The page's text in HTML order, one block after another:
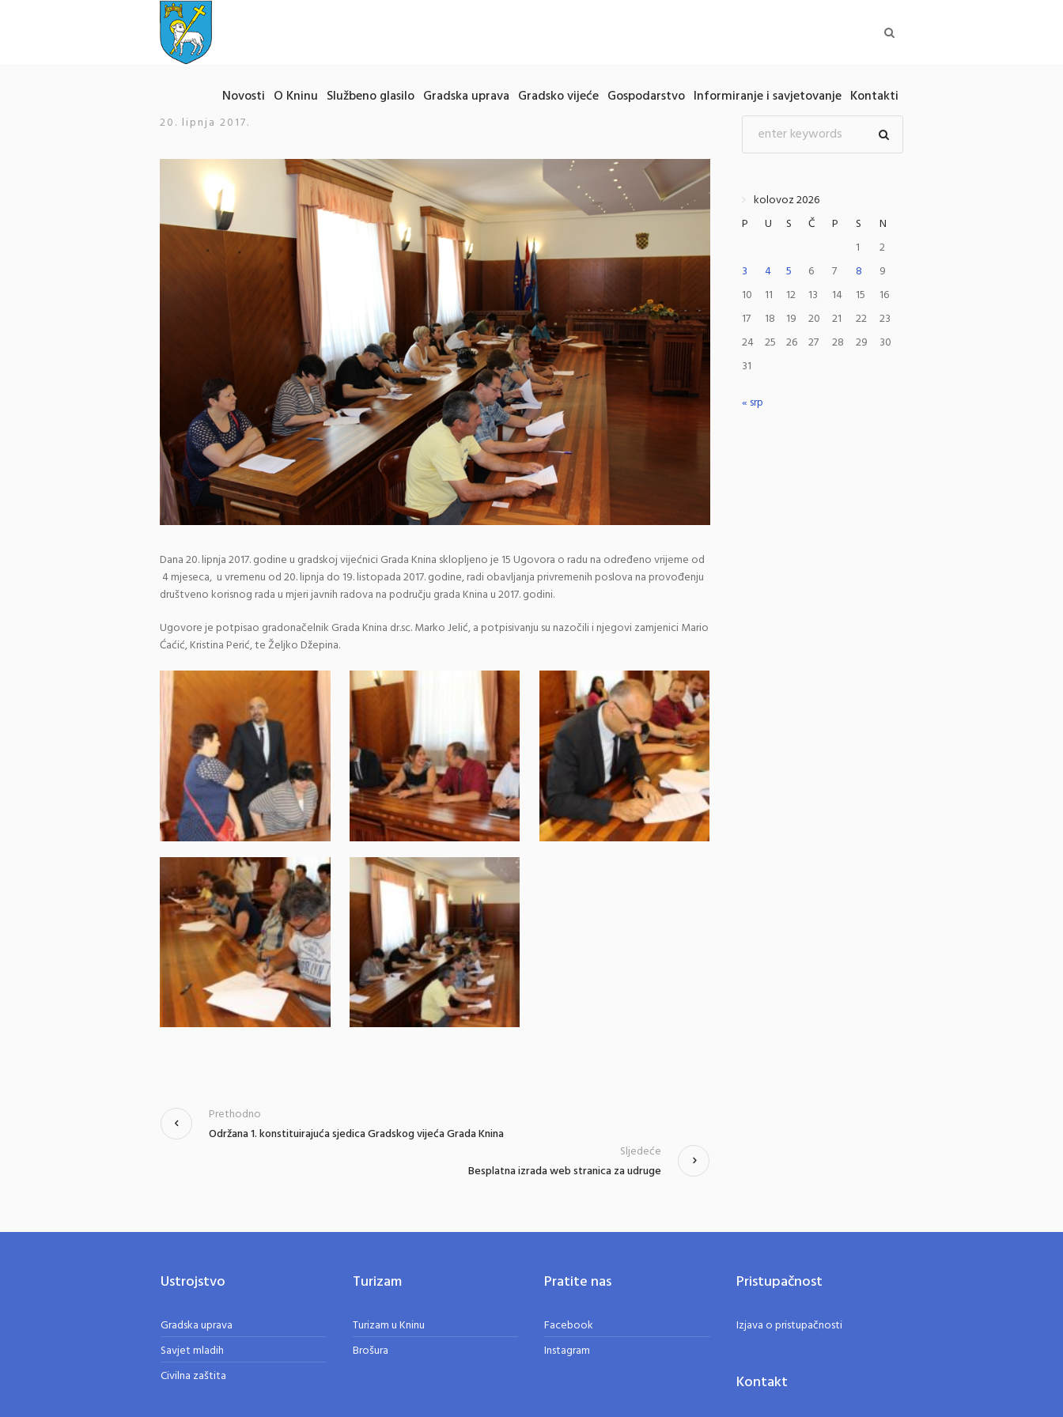
Novosti O Kninu Službeno glasilo Gradska uprava Gradsko vijeće Gospodarstvo Informiranje i savjetovanje Kontakti
20. lipnja 2017.
Dana 20. lipnja 2017. godine u gradskoj vijećnici Grada Knina sklopljeno je 15 Ugovora o radu na određeno vrijeme od
4 mjeseca, u vremenu od 20. lipnja do 19. listopada 2017. godine, radi obavljanja privremenih poslova na provođenju
društveno korisnog rada u mjeri javnih radova na području grada Knina u 2017. godini.
Ugovore je potpisao gradonačelnik Grada Knina dr.sc. Marko Jelić, a potpisivanju su nazočili i njegovi zamjenici Mario
Ćaćić, Kristina Perić, te Željko Džepina.
Održana 1. konstituirajuća sjedica Gradskog vijeća Grada Knina
Prethodno
Besplatna izrada web stranica za udruge
Sljedeće
kolovoz 2026
P
U S Č P S
N
1
2
3
4 5 6 7 8
9
10
11 12 13 14 15
16
17
18 19 20 21 22
23
24
25 26 27 28 29
30
31
« srp
Ustrojstvo
Gradska uprava
Savjet mladih
Civilna zaštita
Turizam
Turizam u Kninu
Brošura
Pratite nas
Facebook
Instagram
Pristupačnost
Izjava o pristupačnosti
Kontakt